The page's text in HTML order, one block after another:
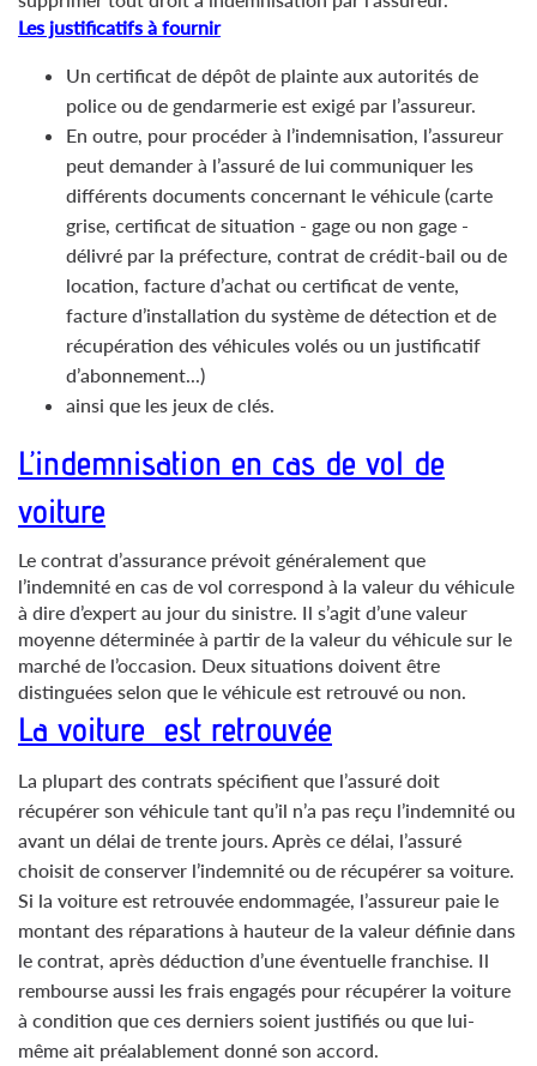
Les justificatifs à fournir
Un certificat de dépôt de plainte aux autorités de
police ou de gendarmerie est exigé par l’assureur.
En outre, pour procéder à l’indemnisation, l’assureur
peut demander à l’assuré de lui communiquer les
différents documents concernant le véhicule (carte
grise, certificat de situation - gage ou non gage -
délivré par la préfecture, contrat de crédit-bail ou de
location, facture d’achat ou certificat de vente,
facture d’installation du système de détection et de
récupération des véhicules volés ou un justificatif
d’abonnement...)
ainsi que les jeux de clés.
L’indemnisation en cas de vol de
voiture
Le contrat d’assurance prévoit généralement que
l’indemnité en cas de vol correspond à la valeur du véhicule
à dire d’expert au jour du sinistre. Il s’agit d’une valeur
moyenne déterminée à partir de la valeur du véhicule sur le
marché de l’occasion. Deux situations doivent être
distinguées selon que le véhicule est retrouvé ou non.
La voiture est retrouvée
La plupart des contrats spécifient que l’assuré doit
récupérer son véhicule tant qu’il n’a pas reçu l’indemnité ou
avant un délai de trente jours. Après ce délai, l’assuré
choisit de conserver l’indemnité ou de récupérer sa voiture.
Si la voiture est retrouvée endommagée, l’assureur paie le
montant des réparations à hauteur de la valeur définie dans
le contrat, après déduction d’une éventuelle franchise. Il
rembourse aussi les frais engagés pour récupérer la voiture
à condition que ces derniers soient justifiés ou que lui-
même ait préalablement donné son accord.